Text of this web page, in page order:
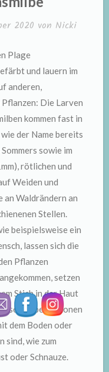
2020 von Nicki
Plage
und lauern im
anderen,
Die Larven
kommen fast in
der Name bereits
sowie im
rötlichen und
Weiden und
an Waldrändern an
Stellen.
beispielsweise ein
lassen sich die
Pflanzen
setzen
Stich in der Haut
Körperregionen
dem Boden oder
sind, wie zum
oder Schnauze.